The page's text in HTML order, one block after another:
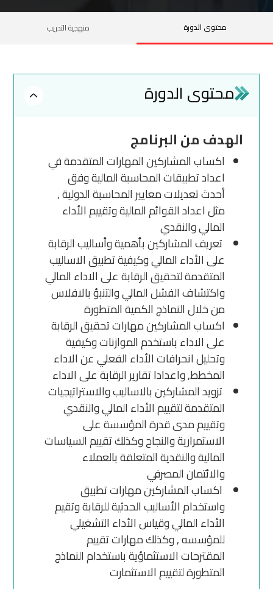
محتوى الدورة منهجية التدريب
محتوى الدورة
الهدف من البرنامج
اكساب المشاركين المهارات المتقدمة في
اعداد تطبيقات المحاسبة المالية وفق
أحدث تعديلات معايير المحاسبة الدولية ,
مثل اعداد القوائم المالية وتقييم الأداء
المالي والنقدي
تعريف المشاركين بأهمية وأساليب الرقابة
على الأداء المالي وكيفية تطبيق الاساليب
المتقدمة لتحقيق الرقابة على الاداء المالي
واكتشاف الفشل المالي والتنبؤ بالافلاس
من خلال النماذج الكمية المتطورة
اكساب المشاركين مهارات تحقيق الرقابة
على الاداء باستخدم الموازنات وكيفية
وتحليل انحرافات الأداء الفعلي عن الاداء
المخطط, واعدادا تقارير الرقابة على الاداء
تزويد المشاركين بالاساليب والاستراتيجيات
المتقدمة لتقييم الأداء المالي والنقدي
وتقييم مدى قدرة المؤسسة على
الاستمرارية والنجاح وكذلك تقييم السياسات
المالية والنقدية المتعلقة بالعملاء
والائتمان المصرفي
اكساب المشاركين مهارات تطبيق
واستخدام الأساليب الحدثية للرقابة وتقيم
الأداء المالي وقياس الأداء التشغيلي
للمؤسسه , وكذلك مهارات تقييم
المقترحات الاستثماؤية باستخدام النماذج
المتطورة لتقييم الاستثمارت